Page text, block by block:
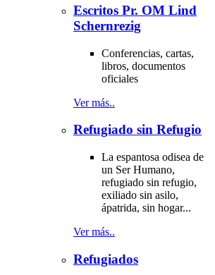
Escritos Pr. OM Lind
Schernrezig
Conferencias, cartas,
libros, documentos
oficiales
Ver más..
Refugiado sin Refugio
La espantosa odisea de
un Ser Humano,
refugiado sin refugio,
exiliado sin asilo,
ápatrida, sin hogar...
Ver más..
Refugiados